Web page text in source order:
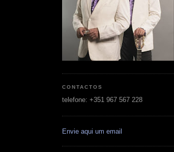
CONTACTOS
telefone: +351 967 567 228
Envie aqui um email